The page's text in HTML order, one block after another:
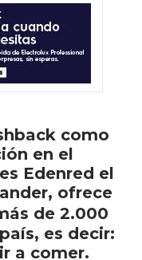
como
en el
Edenred el
ofrece
de 2.000
es decir:
a comer.